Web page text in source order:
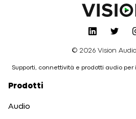
© 2026 Vision Audio
Supporti, connettività e prodotti audio
Prodotti
Audio